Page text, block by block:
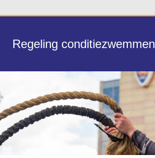
Regeling conditiezwemmen